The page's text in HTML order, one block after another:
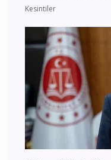
Kesintiler